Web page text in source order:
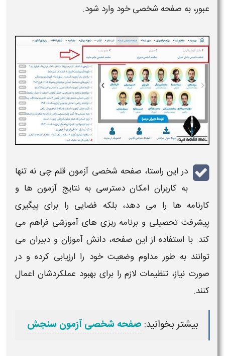
عبور، به صفحه شخصیخود وارد شود.
در این راستا، صفحه شخصی آزمون قلم چی نه تنها
به کاربران امکان دسترسی بهنتایج آزمون‌ ها و
کارنامه‌ ها را می‌ دهد، بلکه فضایی را برای پیگیری
پیشرفت تحصیلی و برنامه‌ ریزی‌ های آموزشی فراهم می‌
کند. با استفاده از این صفحه، دانش‌ آموزان و دبیران می‌
توانند به طور مداوم وضعیت خود را ارزیابی کرده و در
صورت نیاز، تنظیمات لازم را برای بهبود عملکردشان اعمال
کنند.
بیشتر بخوانید: صفحه شخصی آزمون سنجش